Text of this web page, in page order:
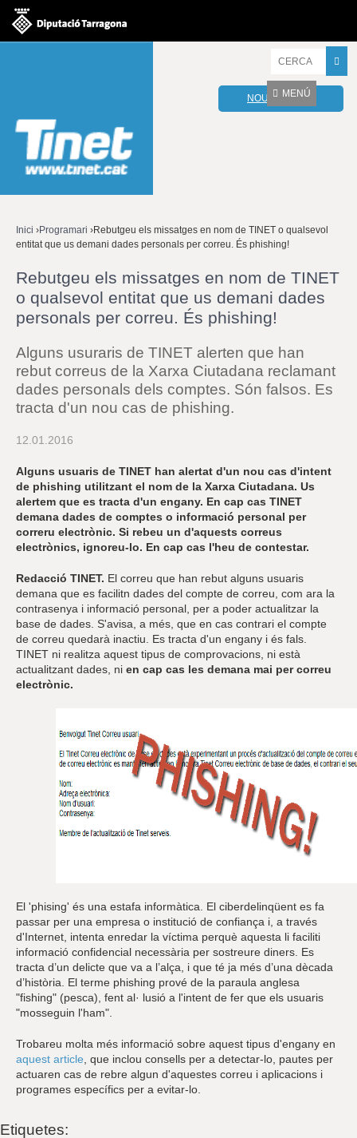
r
o
v
o
t
r
s
p
r
a
u
a
u
NOU WEBMAIL
MENÚ
Esteu
aquí
Inici ›Programari ›Rebutgeu els missatges en nom de TINET o qualsevol
entitat que us demani dades personals per correu. És phishing!
Rebutgeu els missatges en nom de TINET
o qualsevol entitat que us demani dades
personals per correu. És phishing!
Alguns usuraris de TINET alerten que han
rebut correus de la Xarxa Ciutadana reclamant
dades personals dels comptes. Són falsos. Es
tracta d'un nou cas de phishing.
12.01.2016
Alguns usuaris de TINET han alertat d'un nou cas d'intent
de phishing utilitzant el nom de la Xarxa Ciutadana. Us
alertem que es tracta d'un engany. En cap cas TINET
demana dades de comptes o informació personal per
correru electrònic. Si rebeu un d'aquests correus
electrònics, ignoreu-lo. En cap cas l'heu de contestar.
Redacció TINET. El correu que han rebut alguns usuaris
demana que es facilitn dades del compte de correu, com ara la
contrasenya i informació personal, per a poder actualitzar la
base de dades. S'avisa, a més, que en cas contrari el compte
de correu quedarà inactiu. Es tracta d'un engany i és fals.
TINET ni realitza aquest tipus de comprovacions, ni està
actualitzant dades, ni en cap cas les demana mai per correu
electrònic.
El 'phising' és una estafa informàtica. El ciberdelinqüent es fa
passar per una empresa o institució de confiança i, a través
d'Internet, intenta enredar la víctima perquè aquesta li faciliti
informació confidencial necessària per sostreure diners. Es
tracta d’un delicte que va a l’alça, i que té ja més d’una dècada
d’història. El terme phishing prové de la paraula anglesa
"fishing" (pesca), fent al· lusió a l'intent de fer que els usuaris
"mosseguin l'ham".
Trobareu molta més informació sobre aquest tipus d'engany en
aquest article , que inclou consells per a detectar-lo, pautes per
actuaren cas de rebre algun d'aquestes correu i aplicacions i
programes específics per a evitar-lo.
Etiquetes: